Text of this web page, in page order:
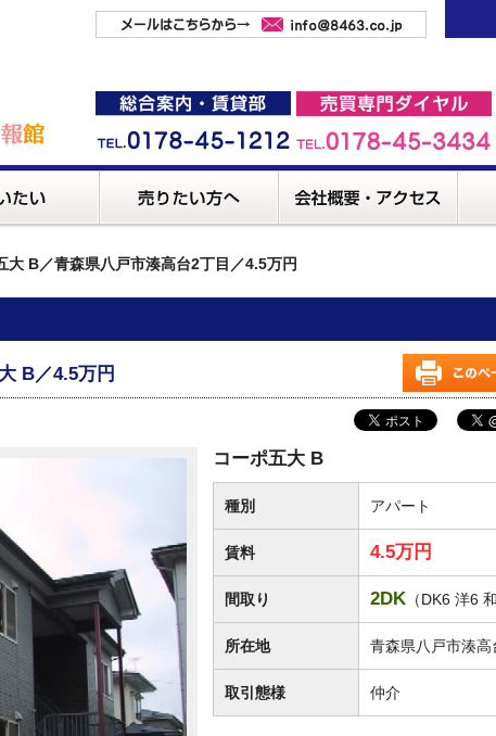
大 B／青森県八戸市湊高台2丁目／4.5万円
大 B／4.5万円
コーポ五大 B
種別 アパート
賃料 4.5万円
間取り 2DK （DK6 洋6
所在地 青森県八戸市湊高
取引態様 仲介